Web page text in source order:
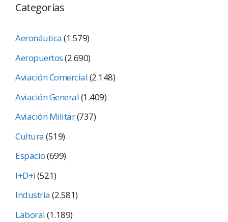
Categorías
Aeronáutica(1.579)
Aeropuertos(2.690)
Aviación Comercial(2.148)
Aviación General(1.409)
Aviación Militar(737)
Cultura(519)
Espacio(699)
I+D+i(521)
Industria(2.581)
Laboral(1.189)